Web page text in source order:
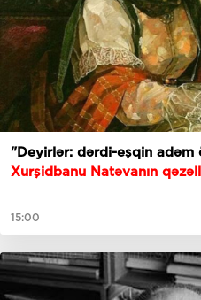
"Deyirlər: dərdi-eşqin adəm
Xurşidbanu Natəvanın
15:00